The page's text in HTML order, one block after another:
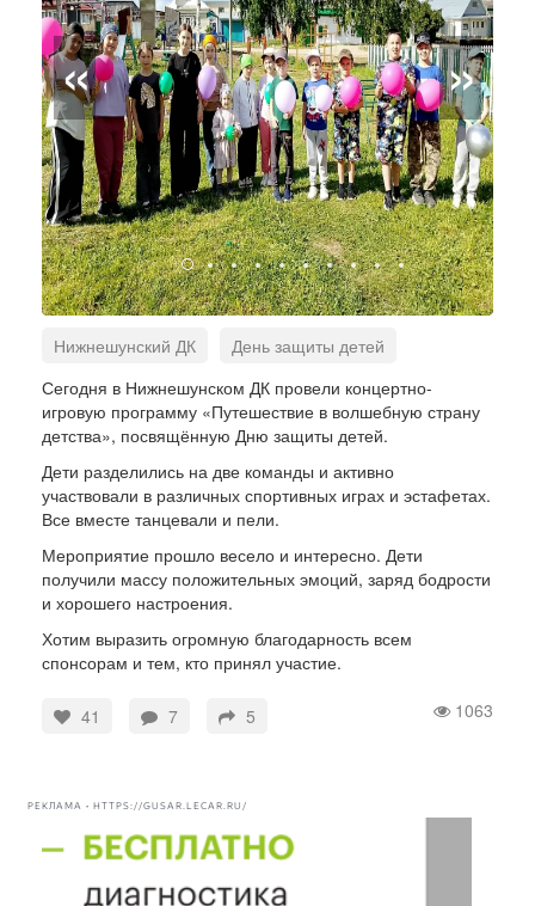
« »
Нижнешунский ДК
День защиты детей
концерты
дети мероприятия
Сегодня в Нижнешунском ДК провели концертно-
игровую программу «Путешествие в волшебную страну
детства», посвящённую Дню защиты детей.
Дети разделились на две команды и активно
участвовали в различных спортивных играх и эстафетах.
Все вместе танцевали и пели.
Мероприятие прошло весело и интересно. Дети
получили массу положительных эмоций, заряд бодрости
и хорошего настроения.
Хотим выразить огромную благодарность всем
спонсорам и тем, кто принял участие.
1063
41 7 5
РЕКЛАМА • HTTPS://GUSAR.LECAR.RU/